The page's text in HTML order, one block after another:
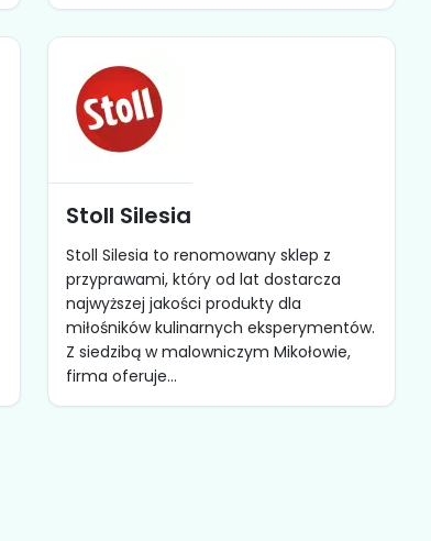
Stoll Silesia
Stoll Silesia to renomowany sklep z
przyprawami, który od lat dostarcza
najwyższej jakości produkty dla
miłośników kulinarnych eksperymentów.
Z siedzibą w malowniczym Mikołowie,
firma oferuje...